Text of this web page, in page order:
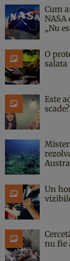
Cum
NASA
„Nu
O
salata
Este
Un
nu fie